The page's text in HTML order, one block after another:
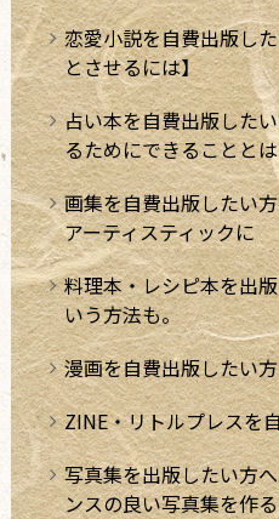
恋愛小説を自費出版し
とさせるには】
占い本を自費出版した
るためにできることと
画集を自費出版したい
アーティスティックに
料理本・レシピ本を出
いう方法も。
漫画を自費出版したい
ZINE・リトルプレスを
写真集を出版したい方
ンスの良い写真集を作